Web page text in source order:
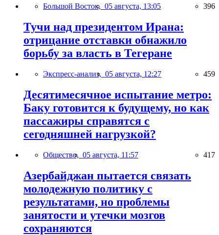
Большой Восток, 05 августа, 13:05 396
Тучи над президентом Ирана:
отрицание отставки обнажило
борьбу за власть в Тегеране
Экспресс-анализ, 05 августа, 12:27 459
Десятимесячное испытание метро:
Баку готовится к будущему, но как
пассажиры справятся с
сегодняшней нагрузкой?
Общество, 05 августа, 11:57 417
Азербайджан пытается связать
молодежную политику с
результатами, но проблемы
занятости и утечки мозгов
сохраняются